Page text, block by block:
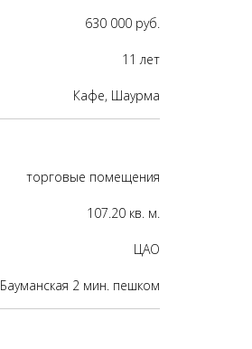
630 000 руб.
11 лет
Кафе, Шаурма
торговые помещения
107.20 кв. м.
ЦАО
Бауманская 2 мин. пешком